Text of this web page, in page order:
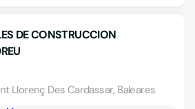
DE CONSTRUCCION
Llorenç Des Cardassar, Baleares